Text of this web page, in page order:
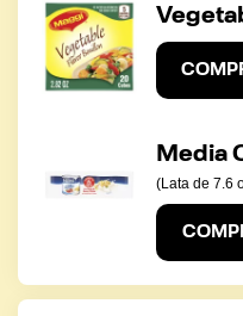
Media
(Lata de 7.6